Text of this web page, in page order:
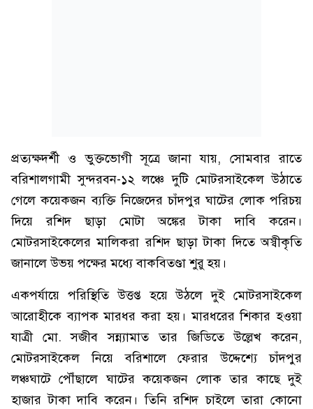
প্রত্যক্ষদর্শী ও ভুক্তভোগী সূত্রে জানা যায়, সোমবার রাতে
বরিশালগামী সুন্দরবন-১২ লঞ্চে দুটি মোটরসাইকেল উঠাতে
গেলে কয়েকজন ব্যক্তি নিজেদের চাঁদপুর ঘাটের লোক পরিচয়
দিয়ে রশিদ ছাড়া মোটা অঙ্কের টাকা দাবি করেন।
মোটরসাইকেলের মালিকরা রশিদ ছাড়া টাকা দিতে অস্বীকৃতি
জানালে উভয় পক্ষের মধ্যে বাকবিতণ্ডা শুরু হয়।
একপর্যায়ে পরিস্থিতি উত্তপ্ত হয়ে উঠলে দুই মোটরসাইকেল
আরোহীকে ব্যাপক মারধর করা হয়। মারধরের শিকার হওয়া
যাত্রী মো. সজীব সন্ন্যামাত তার জিডিতে উল্লেখ করেন,
মোটরসাইকেল নিয়ে বরিশালে ফেরার উদ্দেশ্যে চাঁদপুর
লঞ্চঘাটে পৌঁছালে ঘাটের কয়েকজন লোক তার কাছে দুই
হাজার টাকা দাবি করেন। তিনি রশিদ চাইলে তারা কোনো